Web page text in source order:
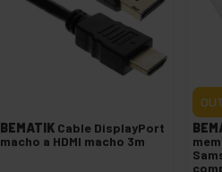
BEMATIK Cable DisplayPort
macho a HDMI macho 3m